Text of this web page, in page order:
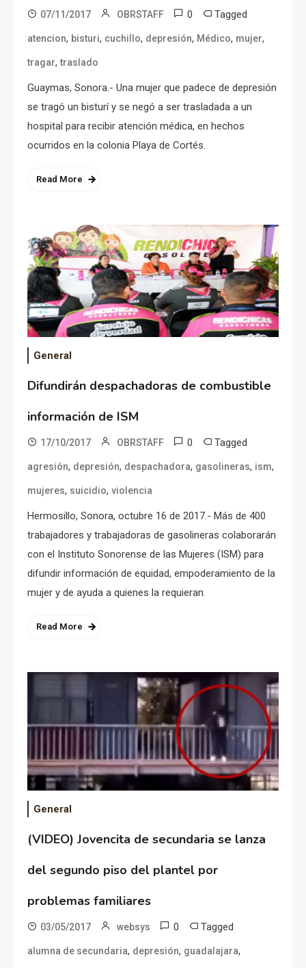
07/11/2017 OBRSTAFF 0 Tagged
atencion, bisturi, cuchillo, depresión, Médico, mujer,
tragar,traslado
Guaymas, Sonora.- Una mujer que padece de depresión
se tragó un bisturí y se negó a ser trasladada a un
hospital para recibir atención médica, en hechos
ocurridos en la colonia Playa de Cortés.
Read More
General
Difundirán despachadoras de combustible
información de ISM
17/10/2017 OBRSTAFF 0 Tagged
agresión, depresión, despachadora, gasolineras, ism,
mujeres, suicidio, violencia
Hermosillo, Sonora, octubre 16 de 2017.- Más de 400
trabajadores y trabajadoras de gasolineras colaborarán
con el Instituto Sonorense de las Mujeres (ISM) para
difundir información de equidad, empoderamiento de la
mujer y de ayuda a quienes la requieran.
Read More
General
(VIDEO) Jovencita de secundaria se lanza
del segundo piso del plantel por
problemas familiares
03/05/2017 websys 0 Tagged
alumna de secundaria, depresión, guadalajara,